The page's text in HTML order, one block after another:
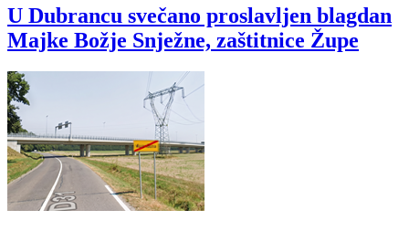
U Dubrancu svečano proslavljen blagdan
Majke Božje Snježne, zaštitnice Župe